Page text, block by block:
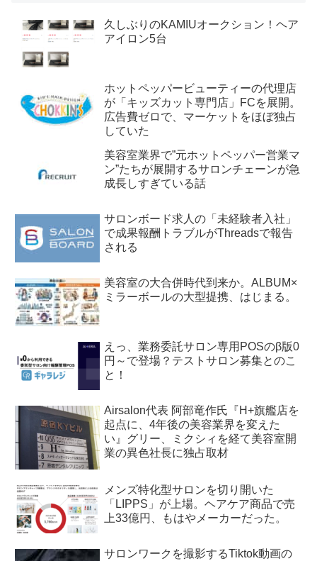
久しぶりのKAMIUオークション！ヘア
アイロン5台
ホットペッパービューティーの代理店
が「キッズカット専門店」FCを展開。
広告費ゼロで、マーケットをほぼ独占
していた
美容室業界で”元ホットペッパー営業マ
ン”たちが展開するサロンチェーンが急
成長しすぎている話
サロンボード求人の「未経験者入社」
で成果報酬トラブルがThreadsで報告
される
美容室の大合併時代到来か。ALBUM×
ミラーボールの大型提携、はじまる。
えっ、業務委託サロン専用POSのβ版0
円～で登場？テストサロン募集とのこ
と！
Airsalon代表 阿部竜作氏『H+旗艦店を
起点に、4年後の美容業界を変えた
い』グリー、ミクシィを経て美容室開
業の異色社長に独占取材
メンズ特化型サロンを切り開いた
「LIPPS」が上場。ヘアケア商品で売
上33億円、もはやメーカーだった。
サロンワークを撮影するTiktok動画の